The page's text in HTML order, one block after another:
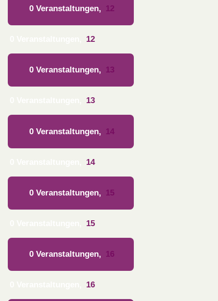
0 Veranstaltungen, 12
12
0 Veranstaltungen, 13
13
0 Veranstaltungen, 14
14
0 Veranstaltungen, 15
15
0 Veranstaltungen, 16
16